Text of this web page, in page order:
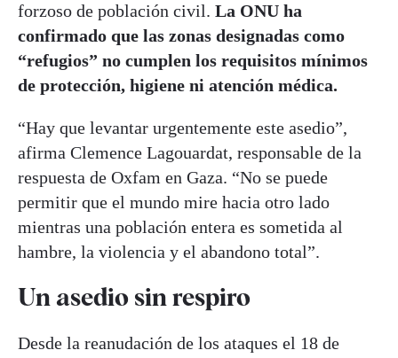
forzoso de población civil. La ONU ha
confirmado que las zonas designadas como
“refugios” no cumplen los requisitos mínimos
de protección, higiene ni atención médica.
“Hay que levantar urgentemente este asedio”,
afirma Clemence Lagouardat, responsable de la
respuesta de Oxfam en Gaza. “No se puede
permitir que el mundo mire hacia otro lado
mientras una población entera es sometida al
hambre, la violencia y el abandono total”.
Un asedio sin respiro
Desde la reanudación de los ataques el 18 de